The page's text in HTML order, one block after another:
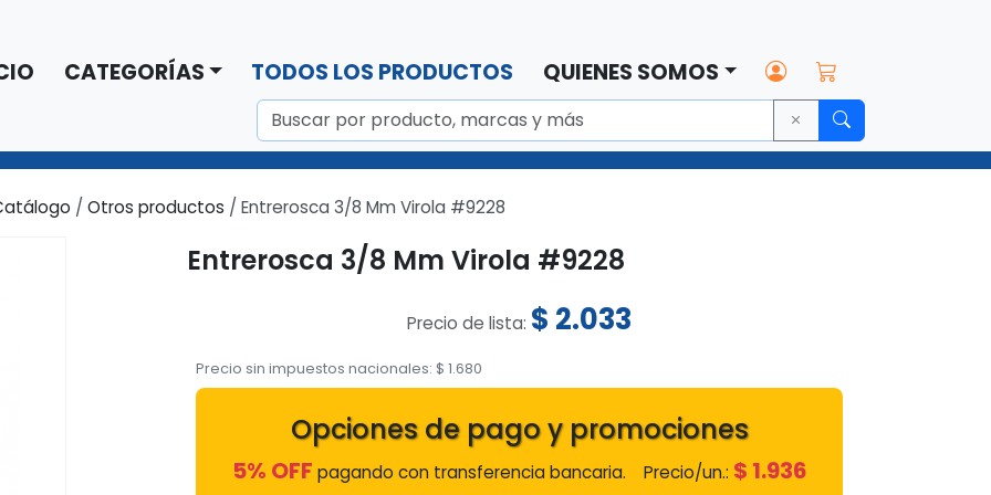
CATEGORÍAS TODOS LOS PRODUCTOS QUIENES SOMOS
/ Otros productos / Entrerosca 3/8 Mm Virola #9228
Entrerosca 3/8 Mm Virola #9228
Precio de lista: $ 2.033
Precio sin impuestos nacionales:$ 1.680
Opciones de pago y promociones
5% OFF pagando con transferencia bancaria. Precio/un.: $ 1.936